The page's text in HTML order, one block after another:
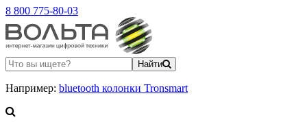
8 800 775-80-03
Найти
Например: bluetooth колонки Tronsmart